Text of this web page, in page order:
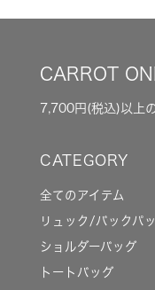
CARROT
7,700円(税込)以上
全てのアイテム
リュック/バックパ
ショルダーバッグ
トートバッグ